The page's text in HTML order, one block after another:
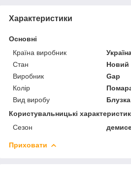
Характеристики
Основні
Країна виробник
Стан
Новий
Виробник
Gap
Колір
Вид виробу
Блузка
Користувальницькі
Сезон
Приховати